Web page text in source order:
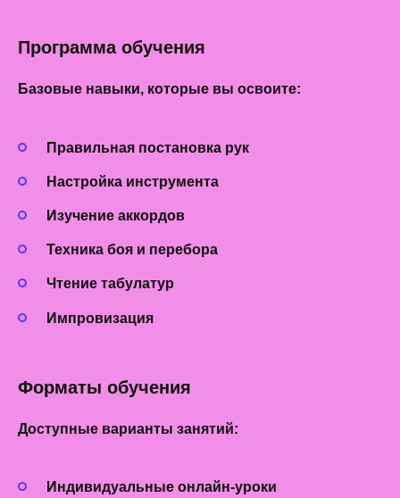
Программа обучения
Базовые навыки, которые вы освоите:
Правильная постановка рук
Настройка инструмента
Изучение аккордов
Техника боя и перебора
Чтение табулатур
Импровизация
Форматы обучения
Доступные варианты занятий:
Индивидуальные онлайн-уроки